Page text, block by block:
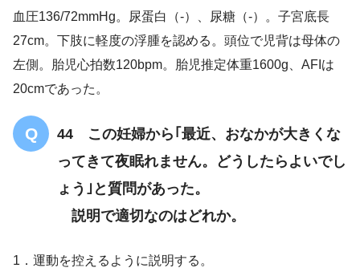
子宮頸管長は
血圧136/72mmHg。尿蛋白（-）、尿糖（-）。子宮底長
27cm。下肢に軽度の浮腫を認める。頭位で児背は母体の
左側。胎児心拍数120bpm。胎児推定体重1600g、AFIは
20cmであった。
44 この妊婦から｢最近、おなかが大きくな
ってきて夜眠れません。どうしたらよいでし
ょう｣と質問があった。
説明で適切なのはどれか。
1．運動を控えるように説明する。